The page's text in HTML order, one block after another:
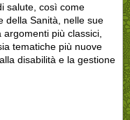
salute, così come
della Sanità, nelle sue
più classici,
tematiche più nuove
disabilità e la gestione